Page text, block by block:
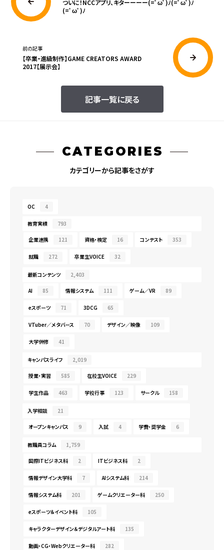
ついに！NCCアプリ、キターーーー(=ﾟωﾟ)ﾉ(=ﾟωﾟ)ﾉ
(=ﾟωﾟ)ﾉ
記事一覧に戻る
前の記事
【卒業・進級制作】GAME CREATORS AWARD
2017【展示会】
CATEGORIES
カテゴリーから記事をさがす
OC 4
教育実績 793
企業連携 121 資格・検定 16 コンテスト 353
就職 272 卒業生VOICE 32
最新コンテンツ 2,403
AI 85 情報システム 111 ゲーム／VR 89
eスポーツ 71 3DCG 65
VTuber／メタバース 70 デザイン／映像 109
大学併修 41
キャンパスライフ 2,019
授業・実習 585 在校生VOICE 229
学生作品 463 学校行事 123 サークル 158
入学相談 21
オープンキャンパス 9 入試 4 学費・奨学金 6
教職員コラム 1,759
国際ITビジネス科 2 ITビジネス科 2
情報デザイン大学科 7 AIシステム科 214
情報システム科 201 ゲームクリエーター科 250
eスポーツ＆イベント科 105
キャラクターデザイン＆デジタルアート科 135
動画・CG・Webクリエーター科 282